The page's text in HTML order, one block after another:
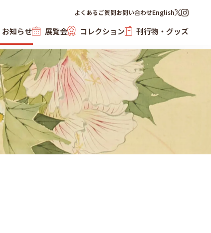
お知らせ 展覧会 コレクション 刊行物・グッズ
よくあるご質問お問い合わせEnglish